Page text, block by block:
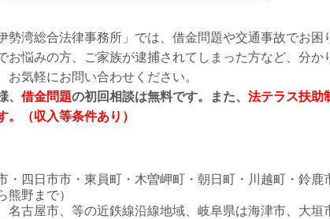
勢湾総合法律事務所」では、借金問題や交通事故でお困
お悩みの方、ご家族が逮捕されてしまった方など、分か
お気軽にお問い合わせください。
借金問題の初回相談は無料です。また、 法テラス扶助
（収入等条件あり）
・四日市市・東員町・木曽岬町・朝日町・川越町・鈴鹿
熊野まで）
名古屋市、等の近鉄線沿線地域、岐阜県は海津市、大垣